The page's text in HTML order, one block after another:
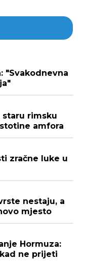
"Svakodnevna
staru rimsku
amfora
zračne luke u
nestaju, a
mjesto
Hormuza:
ne prijeti